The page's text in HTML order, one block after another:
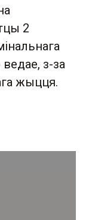
2
з-за
жыцця.